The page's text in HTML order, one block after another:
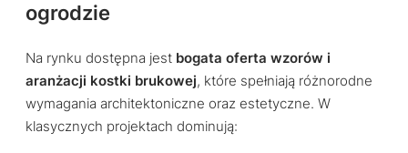
ogrodzie
Na rynku dostępna jest bogata oferta wzorów i
aranżacji kostki brukowej, które spełniają różnorodne
wymagania architektoniczne oraz estetyczne. W
klasycznych projektach dominują: